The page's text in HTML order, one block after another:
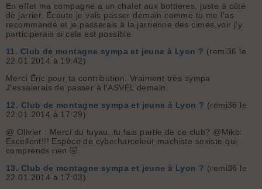
En effet ma compagne a un chalet aux bottieres, juste à côté
de jarrier. Écoute je vais passer demain comme tu me l'as
recommandé et je passerais à la jarrienne des cimes,voir j'y
participerais si cela est possible.
11. Club de montagne sympa et jeune à Lyon ? (remi36 le
22.01.2014 à 19:42)
Merci Éric pour ta contribution. Vraiment très sympa
J'essaierais de passer à l'ASVEL demain.
12. Club de montagne sympa et jeune à Lyon ? (remi36 le
22.01.2014 à 17:29)
@ Olivier : Merci du tuyau. tu fais partie de ce club? @Miko:
Excellent!!! Espèce de cyberharceleur machiste sexiste qui
comprends rien 🤣
13. Club de montagne sympa et jeune à Lyon ? (remi36 le
22.01.2014 à 17:03)